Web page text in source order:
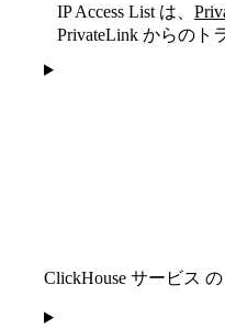
IP Access List は、
PrivateLink からのト
ClickHouse サービス の